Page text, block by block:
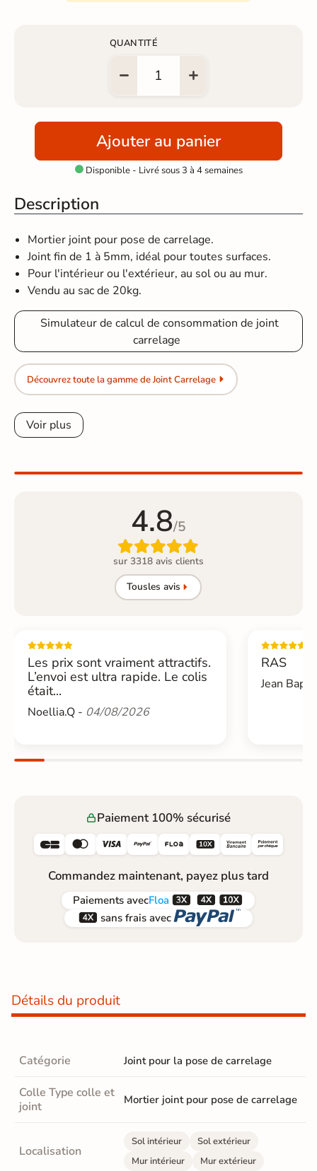
QUANTITÉ
Ajouter au panier
Disponible - Livré sous 3 à 4 semaines
Description
Mortier joint pour pose de carrelage.
Joint fin de 1 à 5mm, idéal pour toutes surfaces.
Pour l'intérieur ou l'extérieur, au sol ou au mur.
Vendu au sac de 20kg.
Simulateur de calcul de consommation de joint
carrelage
Découvrez toute la gamme de Joint Carrelage
Voir plus
4.8/5

sur 3318 avis clients
Tousles avis
Les prix sont vraiment attractifs.
L’envoi est ultra rapide. Le colis
était...
Noellia.Q - 04/08/2026
RAS
Jean
Paiement 100% sécurisé
     
Commandez maintenant, payez plus tard
Paiements avecFloa  
 sans frais avec 
Détails du produit
Catégorie Joint pour la pose de carrelage
Colle Type colle et
joint
Mortier joint pour pose de carrelage
Localisation
Sol intérieur
Sol extérieur
Mur intérieur
Mur extérieur